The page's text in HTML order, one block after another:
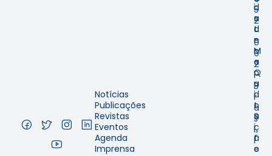
Notícias
Publicações
Revistas
Eventos
Agenda
Imprensa
i
s
t
r
o
e
Q
u
i
t
a
ç
ã
o
d
a
d
e
M
a
p
a
d
o
S
i
t
e
5
2
-
0
0
2
–
B
r
a
s
i
l